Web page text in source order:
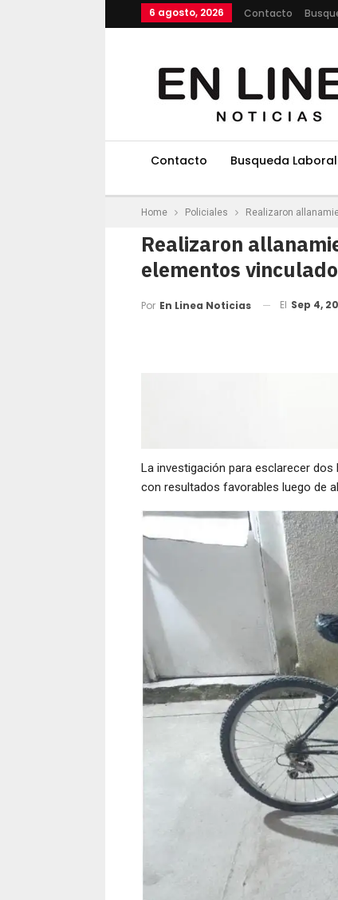
6 agosto, 2026 Contacto
Contacto Busqueda Laboral
Home Policiales Realizaron
Realizaron
elementos
Por En Linea Noticias El Sep 4,
La investigación para esclarecer
con resultados favorables luego de